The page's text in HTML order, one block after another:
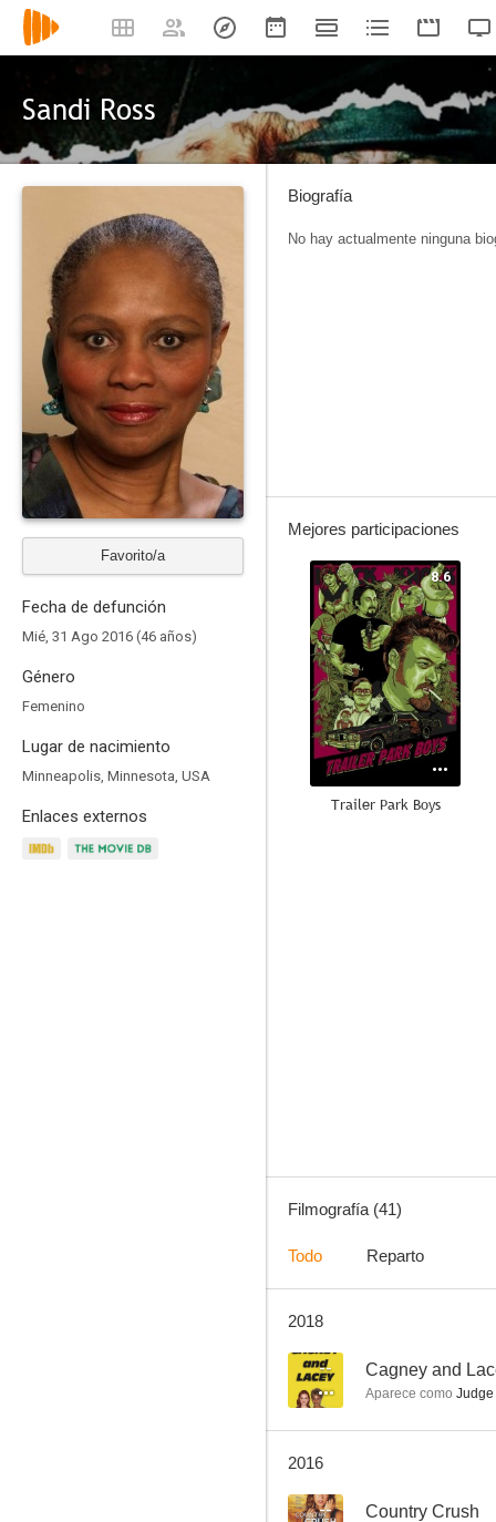
Sandi Ross
Favorito/a
Fecha de defunción
Mié, 31 Ago 2016 (46 años)
Género
Femenino
Lugar de nacimiento
Minneapolis, Minnesota, USA
Enlaces externos
Biografía
No hay actualmente ninguna
Mejores participaciones
8.6
Trailer Park Boys
Un padre perseguido
Filmografía (41)
Todo Reparto
2018
-- Cagney and
Aparece como
2016
-- Country Crush